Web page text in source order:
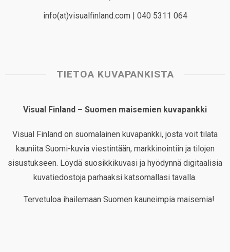
info(at)visualfinland.com | 040 5311 064
TIETOA KUVAPANKISTA
Visual Finland – Suomen maisemien kuvapankki
Visual Finland on suomalainen kuvapankki, josta voit tilata
kauniita Suomi-kuvia viestintään, markkinointiin ja tilojen
sisustukseen. Löydä suosikkikuvasi ja hyödynnä digitaalisia
kuvatiedostoja parhaaksi katsomallasi tavalla.
Tervetuloa ihailemaan Suomen kauneimpia maisemia!